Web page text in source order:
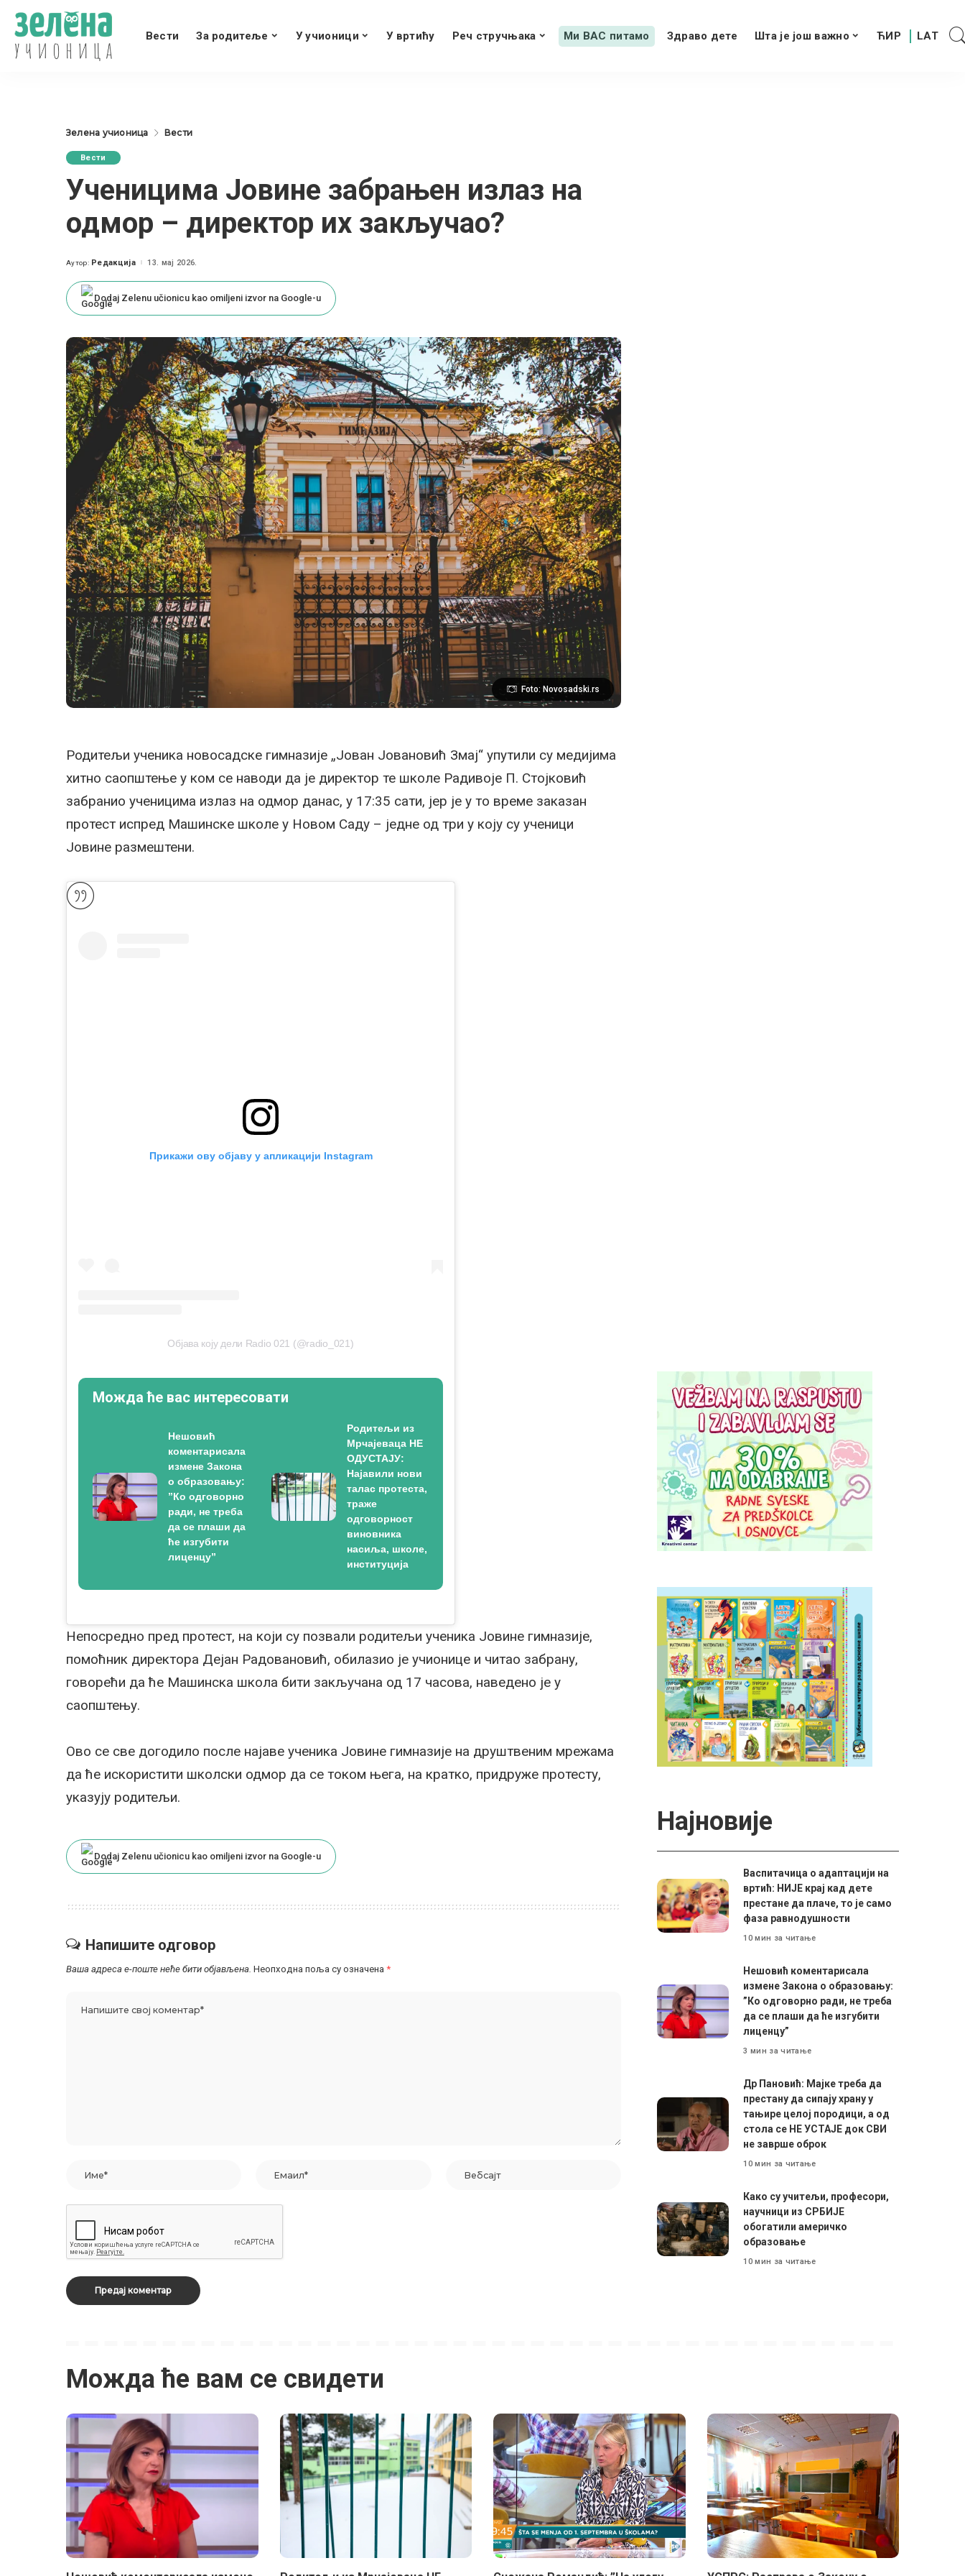
Вести За родитеље У учионици У вртићу Реч стручњака Ми ВАС питамо Здраво дете Шта је још важно
Зелена учионица Вести
Вести
Ученицима Јовине забрањен излаз на
одмор – директор их закључао?
Posted
Аутор: Редакција 13. мај 2026.
Dodaj Zelenu učionicu kao omiljeni izvor na Google-u
Foto: Novosadski.rs
Родитељи ученика новосадске гимназије „Јован Јовановић Змај“ упутили су медијима
хитно саопштење у ком се наводи да је директор те школе Радивоје П. Стојковић
забранио ученицима излаз на одмор данас, у 17:35 сати, јер је у то време заказан
протест испред Машинске школе у Новом Саду – једне од три у коју су ученици
Јовине размештени.
Прикажи ову објаву у апликацији Instagram
Објава коју дели Radio 021 (@radio_021)
Можда ће вас интересовати
Нешовић
коментарисала
измене Закона
о образовању:
”Ко одговорно
ради, не треба
да се плаши да
ће изгубити
лиценцу”
Родитељи из
Мрчајеваца НЕ
ОДУСТАЈУ:
Најавили нови
талас протеста,
траже
одговорност
виновника
насиља, школе,
институција
Непосредно пред протест, на који су позвали родитељи ученика Јовине гимназије,
помоћник директора Дејан Радовановић, обилазио је учионице и читао забрану,
говорећи да ће Машинска школа бити закључана од 17 часова, наведено је у
саопштењу.
Ово се све догодило после најаве ученика Јовине гимназије на друштвеним мрежама
да ће искористити школски одмор да се током њега, на кратко, придруже протесту,
указују родитељи.
Dodaj Zelenu učionicu kao omiljeni izvor na Google-u
Напишите одговор
Ваша адреса е-поште неће бити објављена. Неопходна поља су означена *
Најновије
Васпитачица о адаптацији на
вртић: НИЈЕ крај кад дете
престане да плаче, то је само
фаза равнодушности
10 мин за читање
Нешовић коментарисала
измене Закона о образовању:
”Ко одговорно ради, не треба
да се плаши да ће изгубити
лиценцу”
3 мин за читање
Др Пановић: Мајке треба да
престану да сипају храну у
тањире целој породици, а од
стола се НЕ УСТАЈЕ док СВИ
не заврше оброк
10 мин за читање
Како су учитељи, професори,
научници из СРБИЈЕ
обогатили америчко
образовање
10 мин за читање
Можда ће вам се свидети